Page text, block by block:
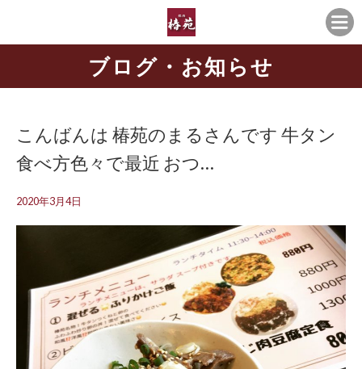
ブログ・お知らせ
こんばんは 椿苑のまるさんです 牛タン
食べ方色々で最近 おつ…
2020年3月4日